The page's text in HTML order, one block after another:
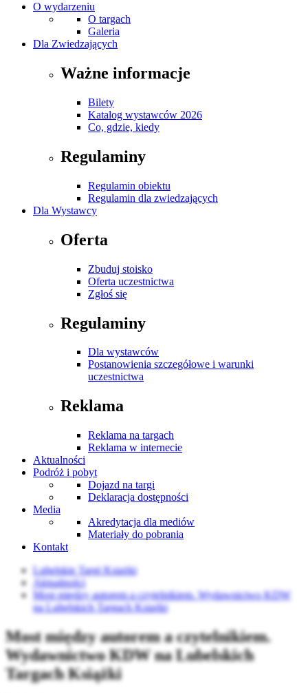
O wydarzeniu
O targach
Galeria
Dla Zwiedzających
Ważne informacje
Bilety
Katalog wystawców 2026
Co, gdzie, kiedy
Regulaminy
Regulamin obiektu
Regulamin dla zwiedzających
Dla Wystawcy
Oferta
Zbuduj stoisko
Oferta uczestnictwa
Zgłoś się
Regulaminy
Dla wystawców
Postanowienia szczegółowe i warunki
uczestnictwa
Reklama
Reklama na targach
Reklama w internecie
Aktualności
Podróż i pobyt
Dojazd na targi
Deklaracja dostępności
Media
Akredytacja dla mediów
Materiały do pobrania
Kontakt
Lubelskie Targi Książki
Aktualności
Most między autorem a czytelnikiem. Wydawnictwo KDW
na Lubelskich Targach Książki
Most między autorem a czytelnikiem.
Wydawnictwo KDW na Lubelskich
Targach Książki